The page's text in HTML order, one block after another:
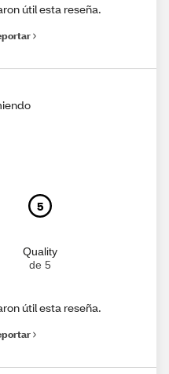
útil esta reseña.
5
Quality
de 5
útil esta reseña.